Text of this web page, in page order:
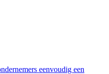
eenvoudig een